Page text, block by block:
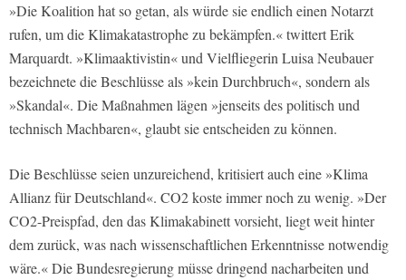
»Die Koalition hat so getan, als würde sie endlich einen Notarzt
rufen, um die Klimakatastrophe zu bekämpfen.« twittert Erik
Marquardt. »Klimaaktivistin« und Vielfliegerin Luisa Neubauer
bezeichnete die Beschlüsse als »kein Durchbruch«, sondern als
»Skandal«. Die Maßnahmen lägen »jenseits des politisch und
technisch Machbaren«, glaubt sie entscheiden zu können.
Die Beschlüsse seien unzureichend, kritisiert auch eine »Klima
Allianz für Deutschland«. CO2 koste immer noch zu wenig. »Der
CO2-Preispfad, den das Klimakabinett vorsieht, liegt weit hinter
dem zurück, was nach wissenschaftlichen Erkenntnisse notwendig
wäre.« Die Bundesregierung müsse dringend nacharbeiten und